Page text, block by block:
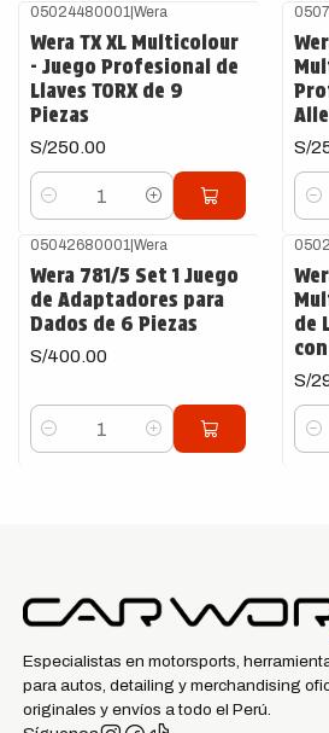
05024480001 |Wera
Wera TX XL Multicolour
- Juego Profesional de
Llaves TORX de 9
Piezas
S/250.00
Cantidad
S/
05042680001 |Wera
Wera 781/5 Set 1 Juego
de Adaptadores para
Dados de 6 Piezas
S/400.00
Cantidad
de
S/
Especialistas en motorsports,
para autos, detailing y merchandising
originales y envíos a todo el Perú.